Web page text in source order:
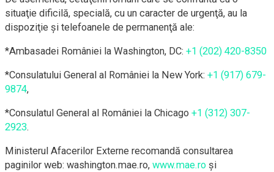
situaţie dificilă, specială, cu un caracter de urgenţă, au la
dispoziţie şi telefoanele de permanenţă ale:
*Ambasadei României la Washington, DC: +1 (202) 420-8350
*Consulatului General al României la New York: +1 (917) 679-
9874,
*Consulatul General al României la Chicago +1 (312) 307-
2923.
Ministerul Afacerilor Externe recomandă consultarea
paginilor web: washington.mae.ro, www.mae.ro şi